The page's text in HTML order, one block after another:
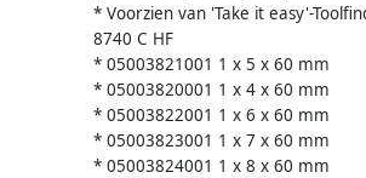
* Voorzien van 'Take it easy'-
8740 C HF
* 05003821001 1 x 5 x 60 mm
* 05003820001 1 x 4 x 60 mm
* 05003822001 1 x 6 x 60 mm
* 05003823001 1 x 7 x 60 mm
* 05003824001 1 x 8 x 60 mm